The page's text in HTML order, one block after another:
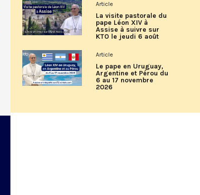
Article
La visite pastorale du
pape Léon XIV à
Assise à suivre sur
KTO le jeudi 6 août
Article
Le pape en Uruguay,
Argentine et Pérou du
6 au 17 novembre
2026